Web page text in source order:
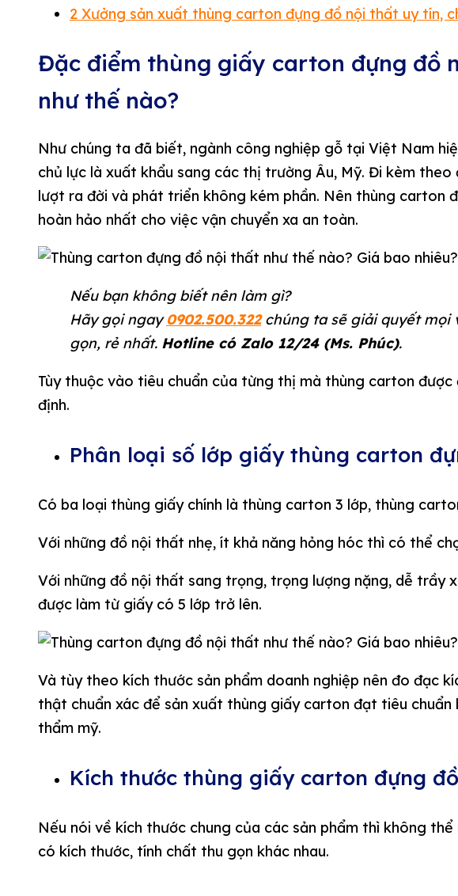
2 Xưởng sản xuất thùng carton đựng đồ nội thất uy tín,
Đặc điểm thùng giấy carton đựng đồ
như thế nào?
Như chúng ta đã biết, ngành công nghiệp gỗ tại Việt Nam
chủ lực là xuất khẩu sang các thị trường Âu, Mỹ. Đi kèm
lượt ra đời và phát triển không kém phần. Nên thùng carton
hoàn hảo nhất cho việc vận chuyển xa an toàn.
Nếu bạn không biết nên làm gì?
Hãy gọi ngay0902.500.322chúng ta sẽ giải quyết mọi
gọn, rẻ nhất. Hotline có Zalo 12/24 (Ms. Phúc).
Tùy thuộc vào tiêu chuẩn của từng thị mà thùng carton
định.
Phân loại số lớp giấy thùng carton
Có ba loại thùng giấy chính là thùng carton 3 lớp, thùng
Với những đồ nội thất nhẹ, ít khả năng hỏng hóc thì có thể
Với những đồ nội thất sang trọng, trọng lượng nặng, dễ trầy
được làm từ giấy có 5 lớp trở lên.
Và tùy theo kích thước sản phẩm doanh nghiệp nên đo đạc
thật chuẩn xác để sản xuất thùng giấy carton đạt tiêu
thẩm mỹ.
Kích thước thùng giấy carton đựng
Nếu nói về kích thước chung của các sản phẩm thì không
có kích thước, tính chất thu gọn khác nhau.